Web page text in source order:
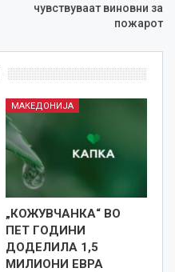
чувствуваат виновни за
пожарот
МАКЕДОНИЈА
„КОЖУВЧАНКА“ ВО
ПЕТ ГОДИНИ
ДОДЕЛИЛА 1,5
МИЛИОНИ ЕВРА